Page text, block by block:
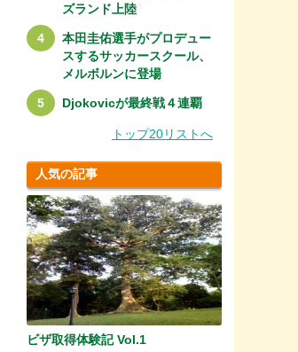
ズランド上陸
本田圭佑選手がプロデュー
スするサッカースクール、
メルボルンに登場
Djokovicが最終戦４連覇
トップ20リストへ
人気の記事
ビザ取得体験記 Vol.1